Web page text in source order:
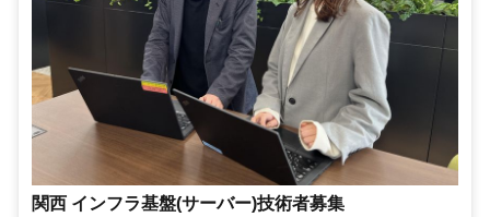
関西 インフラ基盤(サーバー)技術者募集